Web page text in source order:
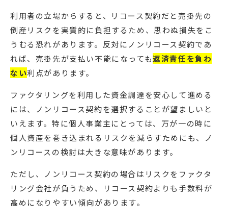
利用者の立場からすると、リコース契約だと売掛先の
倒産リスクを実質的に負担するため、思わぬ損失をこ
うむる恐れがあります。反対にノンリコース契約であ
れば、売掛先が支払い不能になっても返済責任を負わ
ない利点があります。
ファクタリングを利用した資金調達を安心して進める
には、ノンリコース契約を選択することが望ましいと
いえます。特に個人事業主にとっては、万が一の時に
個人資産を巻き込まれるリスクを減らすためにも、ノ
ンリコースの検討は大きな意味があります。
ただし、ノンリコース契約の場合はリスクをファクタ
リング会社が負うため、リコース契約よりも手数料が
高めになりやすい傾向があります。